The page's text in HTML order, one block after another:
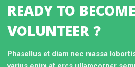
READY TO
VOLUNTEER ?
Phasellus et diam nec massa